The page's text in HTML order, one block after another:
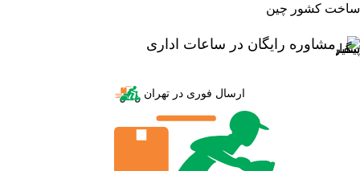
ساخت کشور چین
مشاوره رایگان در ساعات اداری
ارسال فوری در تهران